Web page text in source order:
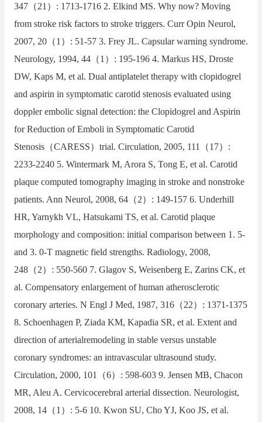
347（21）: 1713-1716 2. Elkind MS. Why now? Moving
from stroke risk factors to stroke triggers. Curr Opin Neurol,
2007, 20（1）: 51-57 3. Frey JL. Capsular warning syndrome.
Neurology, 1994, 44（1）: 195-196 4. Markus HS, Droste
DW, Kaps M, et al. Dual antiplatelet therapy with clopidogrel
and aspirin in symptomatic carotid stenosis evaluated using
doppler embolic signal detection: the Clopidogrel and Aspirin
for Reduction of Emboli in Symptomatic Carotid
Stenosis（CARESS）trial. Circulation, 2005, 111（17）:
2233-2240 5. Wintermark M, Arora S, Tong E, et al. Carotid
plaque computed tomography imaging in stroke and nonstroke
patients. Ann Neurol, 2008, 64（2）: 149-157 6. Underhill
HR, Yarnykh VL, Hatsukami TS, et al. Carotid plaque
morphology and composition: initial comparison between 1. 5-
and 3. 0-T magnetic field strengths. Radiology, 2008,
248（2）: 550-560 7. Glagov S, Weisenberg E, Zarins CK, et
al. Compensatory enlargement of human atherosclerotic
coronary arteries. N Engl J Med, 1987, 316（22）: 1371-1375
8. Schoenhagen P, Ziada KM, Kapadia SR, et al. Extent and
direction of arterialremodeling in stable versus unstable
coronary syndromes: an intravascular ultrasound study.
Circulation, 2000, 101（6）: 598-603 9. Jensen MB, Chacon
MR, Aleu A. Cervicocerebral arterial dissection. Neurologist,
2008, 14（1）: 5-6 10. Kwon SU, Cho YJ, Koo JS, et al.